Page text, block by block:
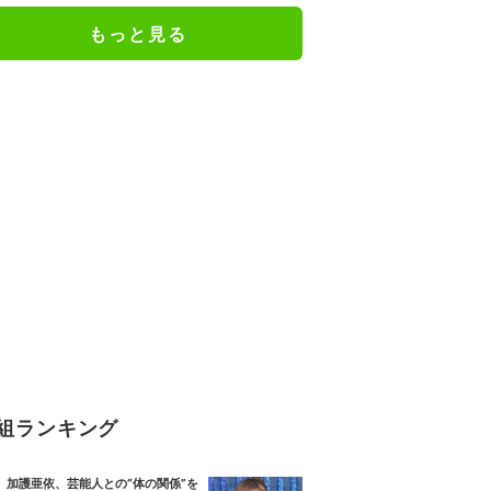
もっと見る
ランキング
加護亜依、芸能人との“体の関係”を